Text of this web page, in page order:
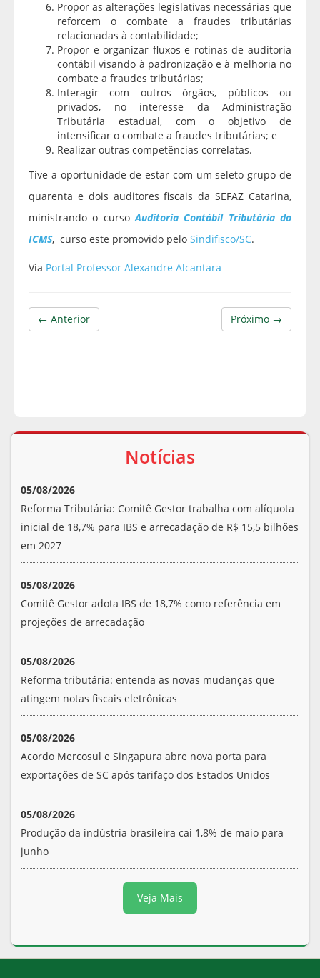
Propor as alterações legislativas necessárias que
reforcem o combate a fraudes tributárias
relacionadas à contabilidade;
Propor e organizar fluxos e rotinas de auditoria
contábil visando à padronização e à melhoria no
combate a fraudes tributárias;
Interagir com outros órgãos, públicos ou
privados, no interesse da Administração
Tributária estadual, com o objetivo de
intensificar o combate a fraudes tributárias; e
Realizar outras competências correlatas.
Tive a oportunidade de estar com um seleto grupo de
quarenta e dois auditores fiscais da SEFAZ Catarina,
ministrando o curso Auditoria Contábil Tributária do
ICMS, curso este promovido pelo Sindifisco/SC.
Via Portal Professor Alexandre Alcantara
Próximo →
← Anterior
Notícias
05/08/2026
Reforma Tributária: Comitê Gestor trabalha com alíquota
inicial de 18,7% para IBS e arrecadação de R$ 15,5 bilhões
em 2027
05/08/2026
Comitê Gestor adota IBS de 18,7% como referência em
projeções de arrecadação
05/08/2026
Reforma tributária: entenda as novas mudanças que
atingem notas fiscais eletrônicas
05/08/2026
Acordo Mercosul e Singapura abre nova porta para
exportações de SC após tarifaço dos Estados Unidos
05/08/2026
Produção da indústria brasileira cai 1,8% de maio para
junho
Veja Mais